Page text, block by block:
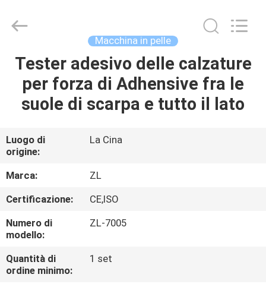
CASA
PRODOTTI
VIDEO
CIRCA
NOI
GIRO
DELLA
FABBRICA
Instrument
Technology
Reserved.
Macchina in pelle
Tester adesivo delle calzature
per forza di Adhensive fra le
suole di scarpa e tutto il lato
Luogo di
origine:
La Cina
Marca:
ZL
Certificazione:
CE,ISO
Numero di
modello:
ZL-7005
Quantità di
ordine minimo:
1 set